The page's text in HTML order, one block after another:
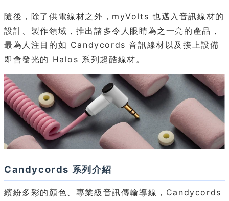
隨後，除了供電線材之外，myVolts 也邁入音訊線材的
設計、製作領域，推出諸多令人眼睛為之一亮的產品，
最為人注目的如 Candycords 音訊線材以及接上設備
即會發光的 Halos 系列超酷線材。
Candycords 系列介紹
繽紛多彩的顏色、專業級音訊傳輸導線，Candycords